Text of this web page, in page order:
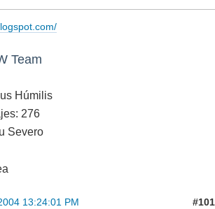
Team
Húmilis
276
Severo
13:24:01 PM #101